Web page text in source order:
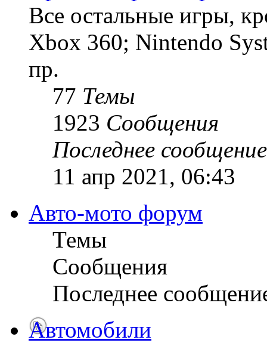
Все остальные игры,
Xbox 360; Nintendo
пр.
77 Темы
1923 Сообщения
Последнее сообщение
11 апр 2021, 06:43
Авто-мото форум
Темы
Сообщения
Последнее
Автомобили